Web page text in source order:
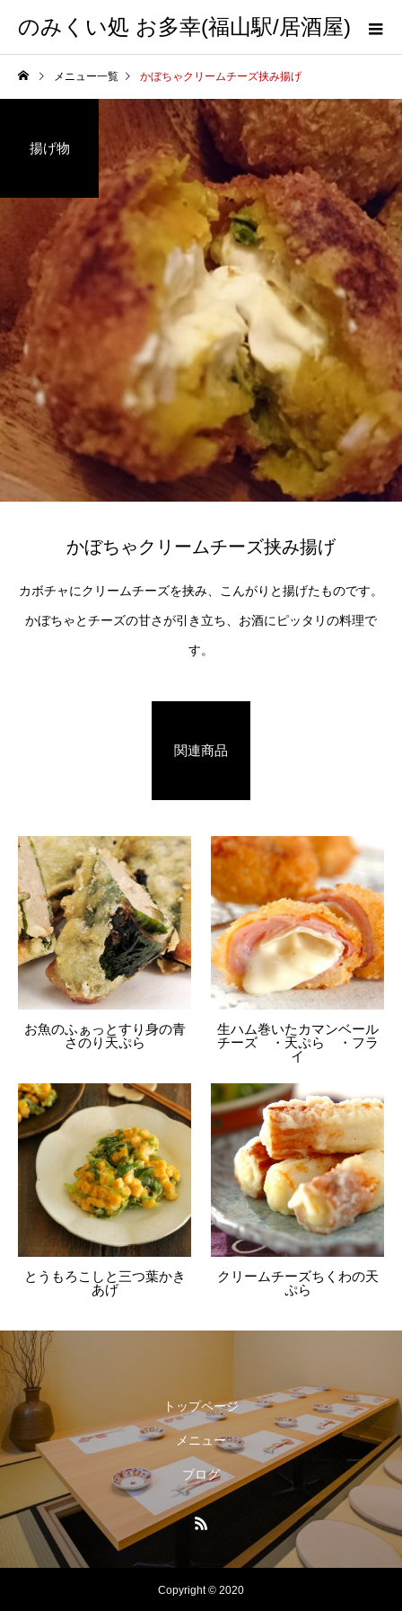
のみくい処 お多幸(福山駅/居酒屋)
メニュー一覧 かぼちゃクリームチーズ挟み揚げ
揚げ物
かぼちゃクリームチーズ挟み揚げ
カボチャにクリームチーズを挟み、こんがりと揚げたものです。
かぼちゃとチーズの甘さが引き立ち、お酒にピッタリの料理で
す。
関連商品
お魚のふぁっとすり身の青
さのり天ぷら
生ハム巻いたカマンベール
チーズ ・天ぷら ・フラ
イ
とうもろこしと三つ葉かき
あげ
クリームチーズちくわの天
ぷら
トップページ
メニュー
ブログ
Copyright © 2020